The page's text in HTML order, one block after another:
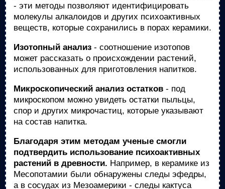
- эти методы позволяют идентифицировать
молекулы алкалоидов и других психоактивных
веществ, которые сохранились в порах керамики.
Изотопный анализ - соотношение изотопов
может рассказать о происхождении растений,
использованных для приготовления напитков.
Микроскопический анализ остатков - под
микроскопом можно увидеть остатки пыльцы,
спор и других микрочастиц, которые указывают
на состав напитка.
Благодаря этим методам ученые смогли
подтвердить использование психоактивных
растений в древности. Например, в керамике из
Месопотамии были обнаружены следы эфедры,
а в сосудах из Мезоамерики - следы кактуса